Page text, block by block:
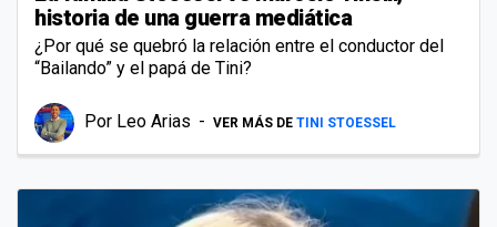
historia de una guerra mediática
¿Por qué se quebró la relación entre el conductor del
“Bailando” y el papá de Tini?
Por Leo Arias VER MÁS DE TINI STOESSEL